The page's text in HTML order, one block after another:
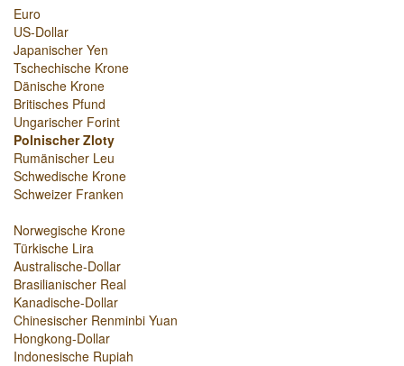
Euro
US-Dollar
Japanischer Yen
Tschechische Krone
Dänische Krone
Britisches Pfund
Ungarischer Forint
Polnischer Zloty
Rumänischer Leu
Schwedische Krone
Schweizer Franken
Norwegische Krone
Türkische Lira
Australische-Dollar
Brasilianischer Real
Kanadische-Dollar
Chinesischer Renminbi Yuan
Hongkong-Dollar
Indonesische Rupiah